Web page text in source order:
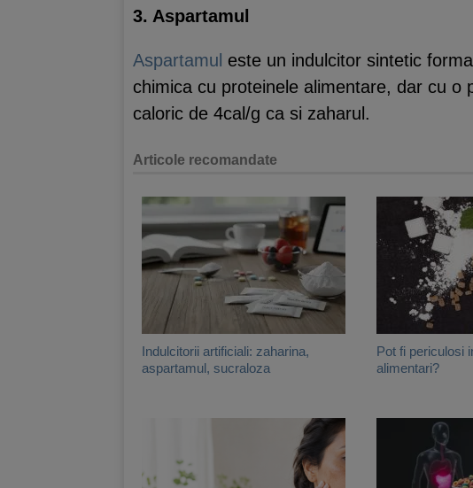
3. Aspartamul
Aspartamul este un indulcitor sintetic
chimica cu proteinele alimentare, dar cu
caloric de 4cal/g ca si zaharul.
Articole recomandate
Indulcitorii artificiali: zaharina,
aspartamul, sucraloza
Pot fi periculosi
alimentari?